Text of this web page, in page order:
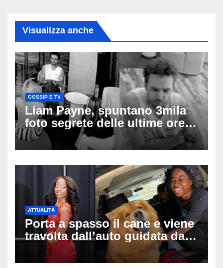
Visualizza anche
GOSSIP E TV
Liam Payne, spuntano 3mila
foto segrete delle ultime ore:
cosa è successo prima della
tragica caduta dall’hotel
ATTUALITÀ
Porta a spasso il cane e viene
travolta dall’auto guidata da
due bambini di 4 e 6 anni: l’ex
miss Kiara Bowling lotta tra la